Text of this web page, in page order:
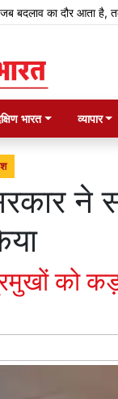
दौर आता है, तब
भारत व्यापार
ने
को